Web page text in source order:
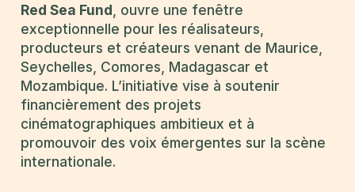
Red Sea Fund , ouvre une fenêtre
exceptionnelle pour les réalisateurs,
producteurs et créateurs venant de Maurice,
Seychelles, Comores, Madagascar et
Mozambique. L’initiative vise à soutenir
financièrement des projets
cinématographiques ambitieux et à
promouvoir des voix émergentes sur la scène
internationale.